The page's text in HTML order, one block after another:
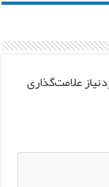
علامت‌گذاری